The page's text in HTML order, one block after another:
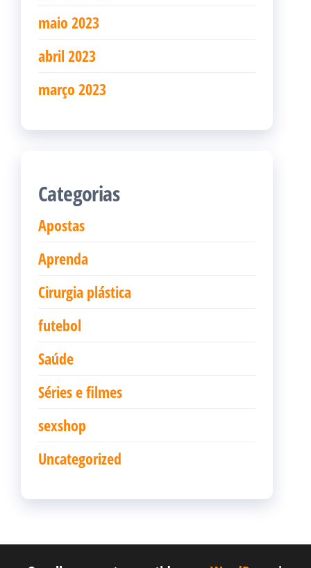
maio 2023
abril 2023
março 2023
Categorias
Apostas
Aprenda
Cirurgia plástica
futebol
Saúde
Séries e filmes
sexshop
Uncategorized